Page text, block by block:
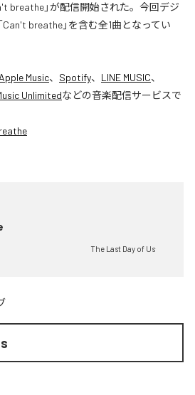
breathe」が配信開始された。今回デジ
breathe」を含む全1曲となってい
Apple Music、 Spotify、 LINE MUSIC、
Unlimitedなどの音楽配信サービスで
The Last Day of Us